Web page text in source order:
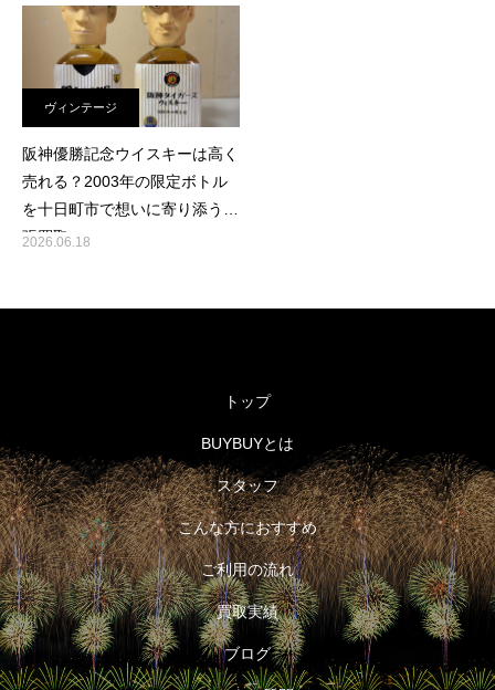
ヴィンテージ
阪神優勝記念ウイスキーは高く
売れる？2003年の限定ボトル
を十日町市で想いに寄り添う出
張買取
2026.06.18
トップ
BUYBUYとは
スタッフ
こんな方におすすめ
ご利用の流れ
買取実績
ブログ